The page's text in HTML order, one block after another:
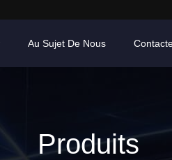
Au Sujet De Nous
Produits